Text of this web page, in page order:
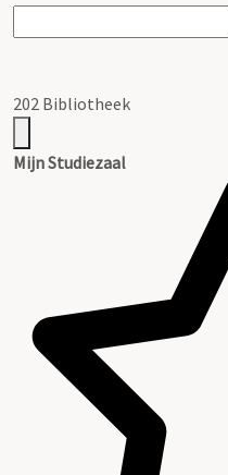
202 Bibliotheek
Mijn Studiezaal